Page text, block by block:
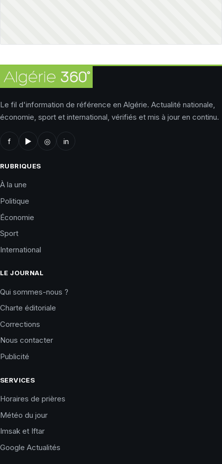
Le fil d'information de référence en Algérie. Actualité nationale,
économie, sport et international, vérifiés et mis à jour en continu.
f ▶ ◎ in
RUBRIQUES
À la une
Politique
Économie
Sport
International
LE JOURNAL
Qui sommes-nous ?
Charte éditoriale
Corrections
Nous contacter
Publicité
SERVICES
Horaires de prières
Météo du jour
Imsak et Iftar
Google Actualités